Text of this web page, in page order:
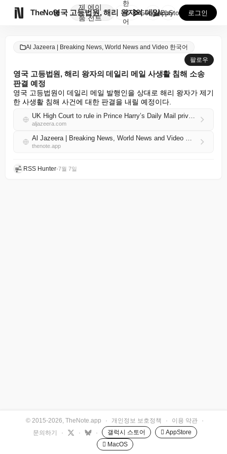
TheNote
제
품
에이
전트
영국 고등법원, 해리 왕자의 데일리 메일 사생활 침해 ...
한
국
어
GooglePlay
AppStore 로그인
Al Jazeera | Breaking News, World News and Video 한국어
팔로우
영국 고등법원, 해리 왕자의 데일리 메일 사생활 침해 소송
판결 예정
영국 고등법원이 데일리 메일 발행인을 상대로 해리 왕자가 제기
한 사생활 침해 사건에 대한 판결을 내릴 예정이다.
UK High Court to rule in Prince Harry’s Daily Mail privacy case
aljazeera.com
Al Jazeera | Breaking News, World News and Video 한국어 RSS
thenote.app
RSS Hunter•7월 7일
© 2015-2026, TheNote.app · 개인정보 보호정책 · 이용 약관
·
문의하기
· · · 갤럭시 스토어
 AppStore
 MacOS